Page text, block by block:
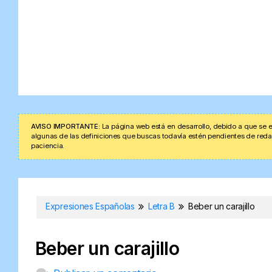
AVISO IMPORTANTE: La página web está en desarrollo, debido a que
algunas de las definiciones que buscas todavía estén pendientes de
paciencia.
Expresiones Españolas Letra B Beber un carajillo
Beber un carajillo